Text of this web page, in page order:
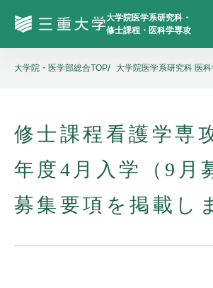
大学院・医学部総合TOP 大学院医学系研究科 医
修士課程看護学専
年度4月入学（9月
募集要項を掲載し